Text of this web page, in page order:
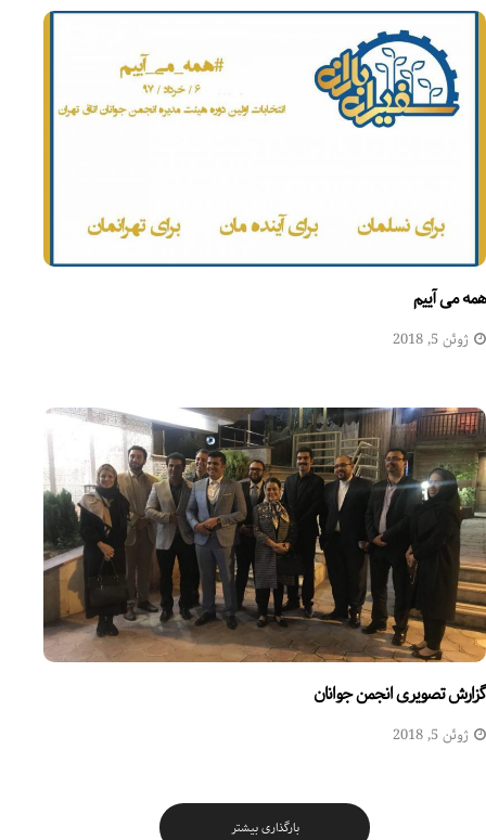
همه می آییم
ژوئن 5, 2018
گزارش تصویری انجمن جوانان
ژوئن 5, 2018
بارگذاری بیشتر